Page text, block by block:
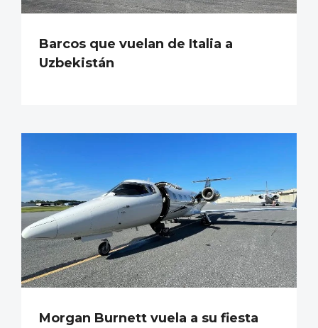
Barcos que vuelan de Italia a
Uzbekistán
Morgan Burnett vuela a su fiesta